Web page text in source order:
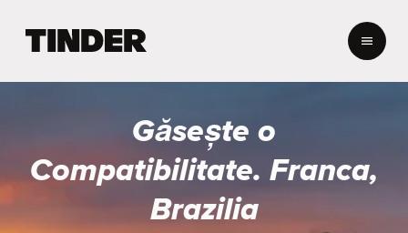
T
i
n
e
Găsește o
Compatibilitate. Franca,
Brazilia